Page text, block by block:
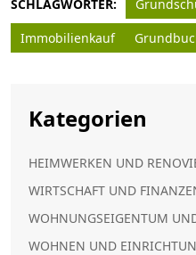
SCHLAGWÖRTER:
Immobilienkauf
Kategorien
HEIMWERKEN UND
WIRTSCHAFT UND
WOHNUNGSEIGENTUM
WOHNEN UND